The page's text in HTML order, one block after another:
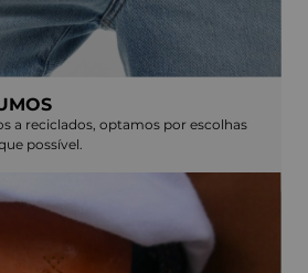
a reciclados, optamos por escolhas
possível.